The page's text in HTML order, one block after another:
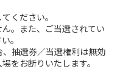
ください。
。また、ご当選されてい
。
抽選券／当選権利は無効
をお断りいたします。